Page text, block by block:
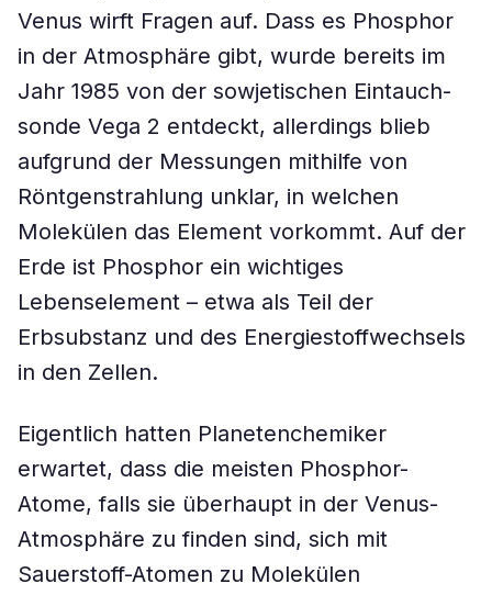
Venus wirft Fragen auf. Dass es Phosphor
in der Atmosphäre gibt, wurde bereits im
Jahr 1985 von der sowjetischen Eintauch-
sonde Vega 2 entdeckt, allerdings blieb
aufgrund der Messungen mithilfe von
Röntgenstrahlung unklar, in welchen
Molekülen das Element vorkommt. Auf der
Erde ist Phosphor ein wichtiges
Lebenselement – etwa als Teil der
Erbsubstanz und des Energiestoffwechsels
in den Zellen.
Eigentlich hatten Planetenchemiker
erwartet, dass die meisten Phosphor-
Atome, falls sie überhaupt in der Venus-
Atmosphäre zu finden sind, sich mit
Sauerstoff-Atomen zu Molekülen